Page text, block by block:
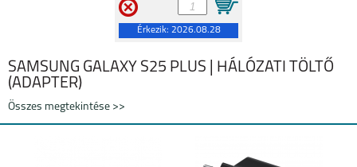
Érkezik: 2026.08.28
SAMSUNG GALAXY S25 PLUS | HÁLÓZATI TÖLTŐ
(ADAPTER)
Összes megtekintése >>